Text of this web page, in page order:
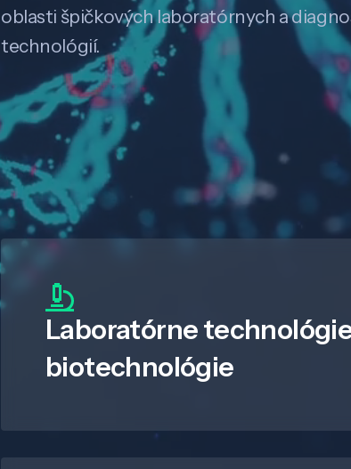
oblasti špičkových laboratórnych a
technológií.
Laboratórne
biotechnológie